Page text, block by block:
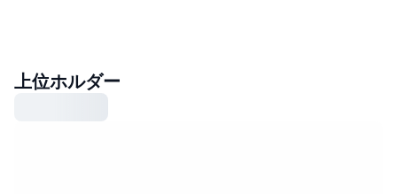
上位ホルダー